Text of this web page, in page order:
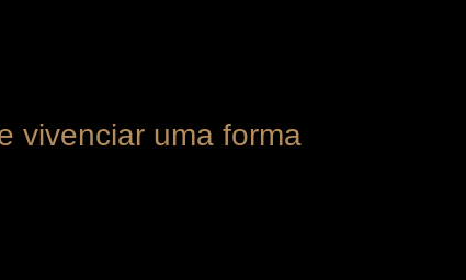
vivenciar uma forma